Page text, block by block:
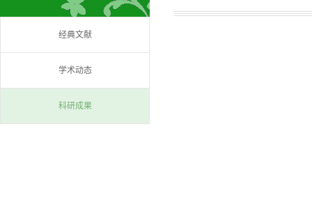
经典文献
学术动态
科研成果